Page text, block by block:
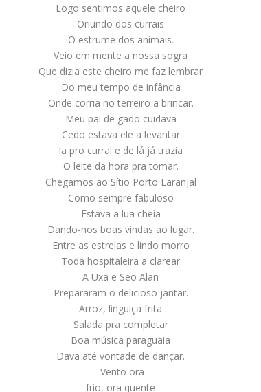
Logo sentimos aquele cheiro
Oriundo dos currais
O estrume dos animais.
Veio em mente a nossa sogra
Que dizia este cheiro me faz lembrar
Do meu tempo de infância
Onde corria no terreiro a brincar.
Meu pai de gado cuidava
Cedo estava ele a levantar
Ia pro curral e de lá já trazia
O leite da hora pra tomar.
Chegamos ao Sítio Porto Laranjal
Como sempre fabuloso
Estava a lua cheia
Dando-nos boas vindas ao lugar.
Entre as estrelas e lindo morro
Toda hospitaleira a clarear
A Uxa e Seo Alan
Prepararam o delicioso jantar.
Arroz, linguiça frita
Salada pra completar
Boa música paraguaia
Dava até vontade de dançar.
Vento ora
frio, ora quente